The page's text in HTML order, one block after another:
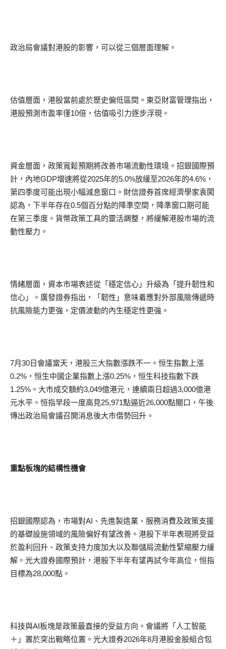
政治局會議對港股的影響，可以從三個層面理解。
估值層面，港股當前處於歷史偏低區間。東亞財富管理指出，
港股預測市盈率僅10倍，估值吸引力逐步浮現。
資金層面，政策寬鬆預期將改善市場流動性環境。招銀國際預
計，內地GDP增速將從2025年的5.0%放緩至2026年的4.6%，
第四季度可能出現小幅減息窗口。財信證券首席經濟學家袁闖
認為，下半年存在0.5個百分點的降準空間，降準窗口期可能
在第三季度。貨幣政策工具的靈活調整，將緩解港股市場的流
動性壓力。
情緒層面，資本市場表述從「穩定信心」升級為「提升韌性和
信心」。廣發證券指出，「韌性」意味着應對外部風險傳遞時
抗風險能力更強，定價波動的內生穩定性更強。
7月30日會議當天，港股三大指數漲跌不一。恒生指數上漲
0.2%，恒生中國企業指數上漲0.25%，恒生科技指數下跌
1.25%。大市成交額約3,049億港元，連續兩日超過3,000億港
元水平。恒指早段一度高見25,971點逼近26,000點關口，午後
傳出政治局會議召開消息後大市借勢回升。
重點板塊的結構性機會
招銀國際認為，市場對AI、先進製造業、服務消費及政策支援
的基礎設施領域的風險偏好有望改善。港股下半年表現將受益
於盈利回升、政策支持力度加大以及聯儲局流動性緊縮壓力緩
解。光大證券國際預計，港股下半年有望再試今年高位，恒指
目標為28,000點。
科技與AI板塊是政策最直接的受益方向。會議將「人工智能
＋」置於突出戰略位置。光大證券2026年8月港股金股組合包